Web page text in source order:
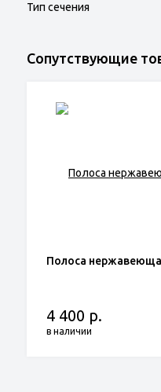
Тип сечения
Сопутствующие
Полоса
4 400 р.
в наличии